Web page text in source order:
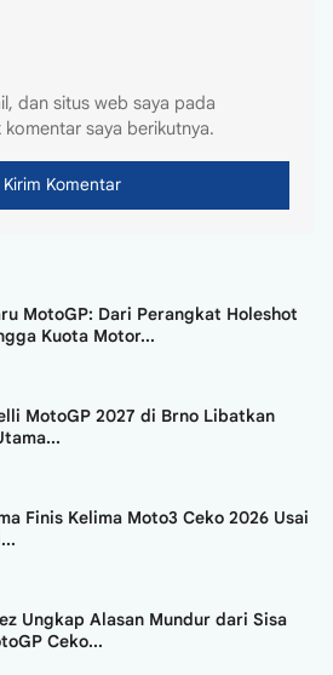
dan situs web saya pada
saya berikutnya.
MotoGP: Dari Perangkat Holeshot
Kuota Motor...
MotoGP 2027 di Brno Libatkan
Finis Kelima Moto3 Ceko 2026 Usai
Ungkap Alasan Mundur dari Sisa
Ceko...